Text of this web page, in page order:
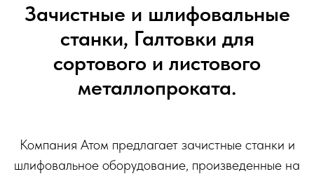
Зачистные и шлифовальные
станки, Галтовки для
сортового и листового
металлопроката.
Компания Атом предлагает зачистные станки и
шлифовальное оборудование, произведенные на